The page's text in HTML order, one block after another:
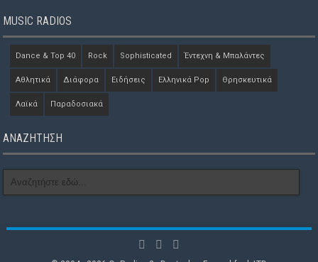
MUSIC RADIOS
Dance & Top 40 Rock Sophisticated Έντεχνη & Μπαλάντες
Αθλητικά Διάφορα Ειδήσεις Ελληνικά Pop Θρησκευτικά
Λαϊκά Παραδοσιακά
ΑΝΑΖΗΤΗΣΗ